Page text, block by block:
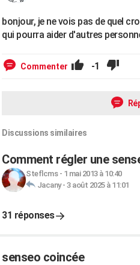
bonjour, je ne vois pas de quel
qui pourra aider d'autres
Commenter -1
Discussions similaires
Comment régler une
Steflcms- 1 mai 2013 à 10:40
Jacany- 3 août 2025 à 11:01
31 réponses
senseo coincée